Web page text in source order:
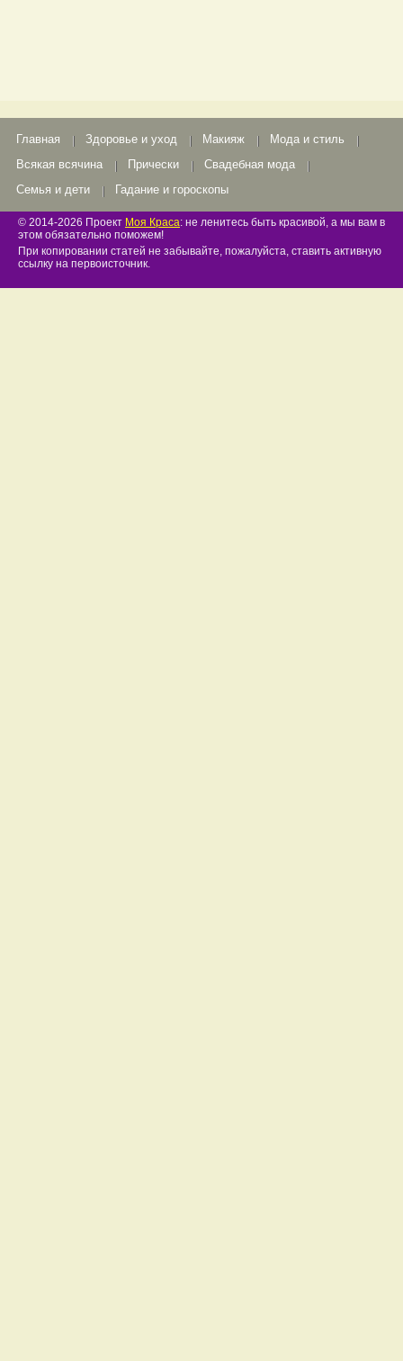
Главная Здоровье и уход Макияж
Мода и стиль
Всякая всячина
Прически
Свадебная мода
Семья и дети
Гадание и гороскопы
© 2014-2026 Проект Моя Краса: не ленитесь быть красивой, а мы вам в
этом обязательно поможем!
При копировании статей не забывайте, пожалуйста, ставить активную
ссылку на первоисточник.